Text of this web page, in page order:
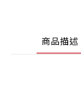
商品描述